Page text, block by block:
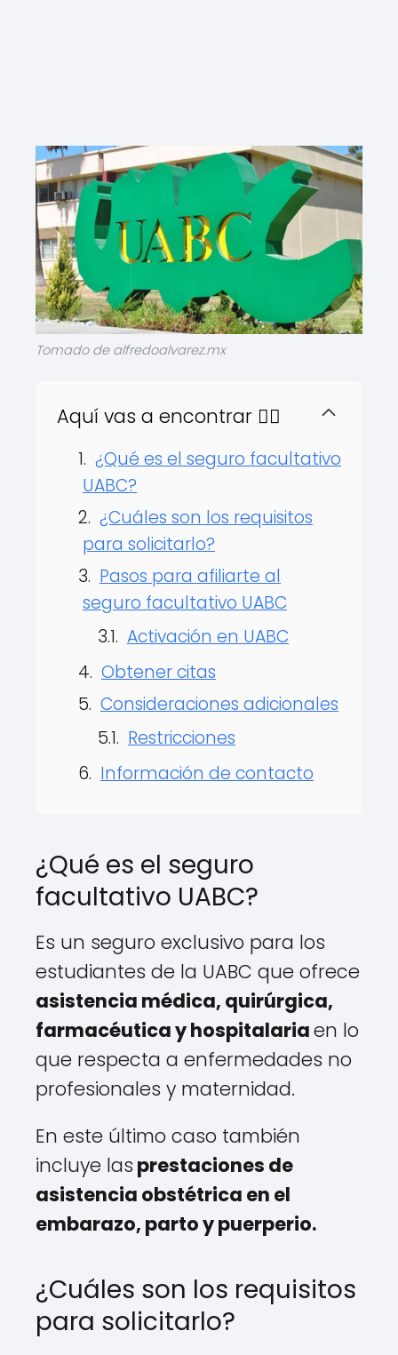
Tomado de alfredoalvarez.mx
Aquí vas a encontrar 👇🏻
¿Qué es el seguro facultativo
UABC?
¿Cuáles son los requisitos
para solicitarlo?
Pasos para afiliarte al
seguro facultativo UABC
Activación en UABC
Obtener citas
Consideraciones adicionales
Restricciones
Información de contacto
¿Qué es el seguro
facultativo UABC?
Es un seguro exclusivo para los
estudiantes de la UABC que ofrece
asistencia médica, quirúrgica,
farmacéutica y hospitalariaen lo
que respecta a enfermedades no
profesionales y maternidad.
En este último caso también
incluye las prestaciones de
asistencia obstétrica en el
embarazo, parto y puerperio.
¿Cuáles son los requisitos
para solicitarlo?